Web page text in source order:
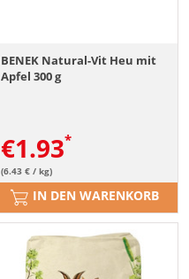
BENEK Natural-Vit Heu mit
Apfel 300 g
€1.93
(6.43 € / kg)
IN DEN WARENKORB